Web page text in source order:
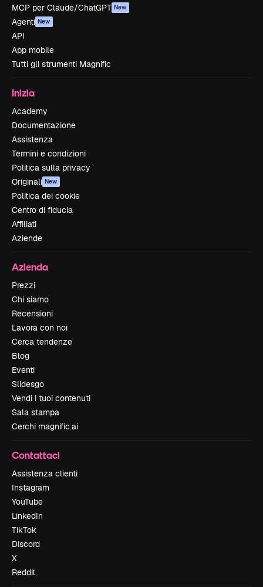
MCP per Claude/ChatGPT New
Agenti New
API
App mobile
Tutti gli strumenti Magnific
Inizia
Academy
Documentazione
Assistenza
Termini e condizioni
Politica sulla privacy
Originali New
Politica dei cookie
Centro di fiducia
Affiliati
Aziende
Azienda
Prezzi
Chi siamo
Recensioni
Lavora con noi
Cerca tendenze
Blog
Eventi
Slidesgo
Vendi i tuoi contenuti
Sala stampa
Cerchi magnific.ai
Contattaci
Assistenza clienti
Instagram
YouTube
LinkedIn
TikTok
Discord
X
Reddit